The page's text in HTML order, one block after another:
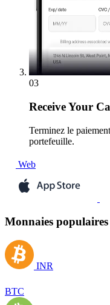
03
ReceiveYour
Terminez le
portefeuille.
Web
Monnaies
INR
BTC